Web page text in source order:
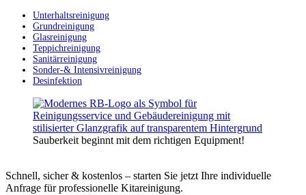
Unterhaltsreinigung
Grundreinigung
Glasreinigung
Teppichreinigung
Sanitärreinigung
Sonder-& Intensivreinigung
Desinfektion
Sauberkeit beginnt mit dem richtigen Equipment!
Schnell, sicher & kostenlos – starten Sie jetzt Ihre individuelle
Anfrage für professionelle Kitareinigung.